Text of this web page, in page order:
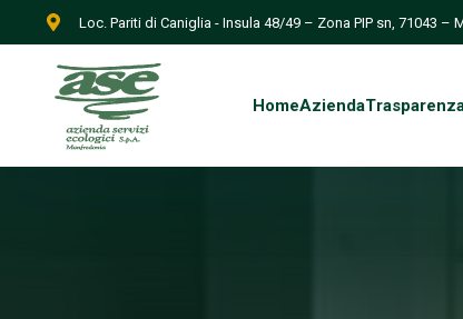
Loc. Pariti di Caniglia - Insula 48/49 – Zona PIP sn, 71043 –
HomeAzienda